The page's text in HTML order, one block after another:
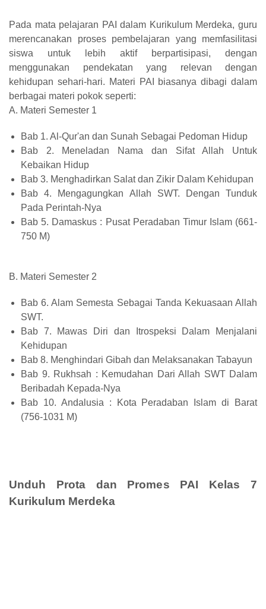
Pada mata pelajaran PAI dalam Kurikulum Merdeka, guru
merencanakan proses pembelajaran yang memfasilitasi
siswa untuk lebih aktif berpartisipasi, dengan
menggunakan pendekatan yang relevan dengan
kehidupan sehari-hari. Materi PAI biasanya dibagi dalam
berbagai materi pokok seperti:
A. Materi Semester 1
Bab 1. Al-Qur'an dan Sunah Sebagai Pedoman Hidup
Bab 2. Meneladan Nama dan Sifat Allah Untuk
Kebaikan Hidup
Bab 3. Menghadirkan Salat dan Zikir Dalam Kehidupan
Bab 4. Mengagungkan Allah SWT. Dengan Tunduk
Pada Perintah-Nya
Bab 5. Damaskus : Pusat Peradaban Timur Islam (661-
750 M)
B. Materi Semester 2
Bab 6. Alam Semesta Sebagai Tanda Kekuasaan Allah
SWT.
Bab 7. Mawas Diri dan Itrospeksi Dalam Menjalani
Kehidupan
Bab 8. Menghindari Gibah dan Melaksanakan Tabayun
Bab 9. Rukhsah : Kemudahan Dari Allah SWT Dalam
Beribadah Kepada-Nya
Bab 10. Andalusia : Kota Peradaban Islam di Barat
(756-1031 M)
Unduh Prota dan Promes PAI Kelas 7
Kurikulum Merdeka